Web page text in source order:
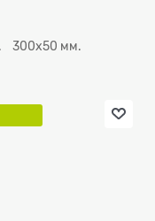
300x50 мм.